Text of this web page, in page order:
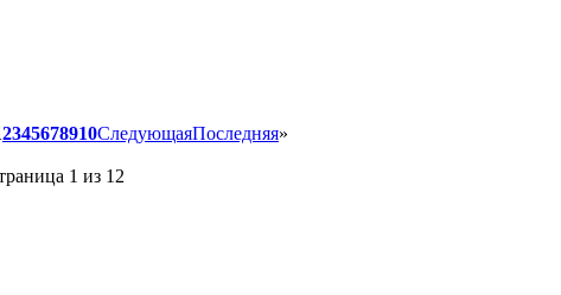
2345678910СледующаяПоследняя»
1 из 12